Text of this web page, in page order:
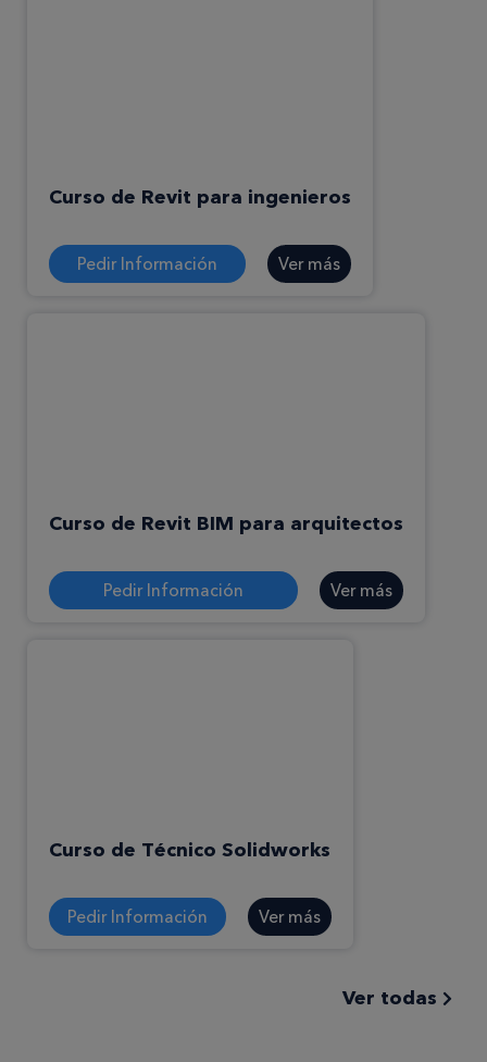
Curso de Revit para ingenieros
Pedir Información Ver más
Curso de Revit BIM para arquitectos
Pedir Información Ver más
Curso de Técnico Solidworks
Pedir Información Ver más
Ver todas